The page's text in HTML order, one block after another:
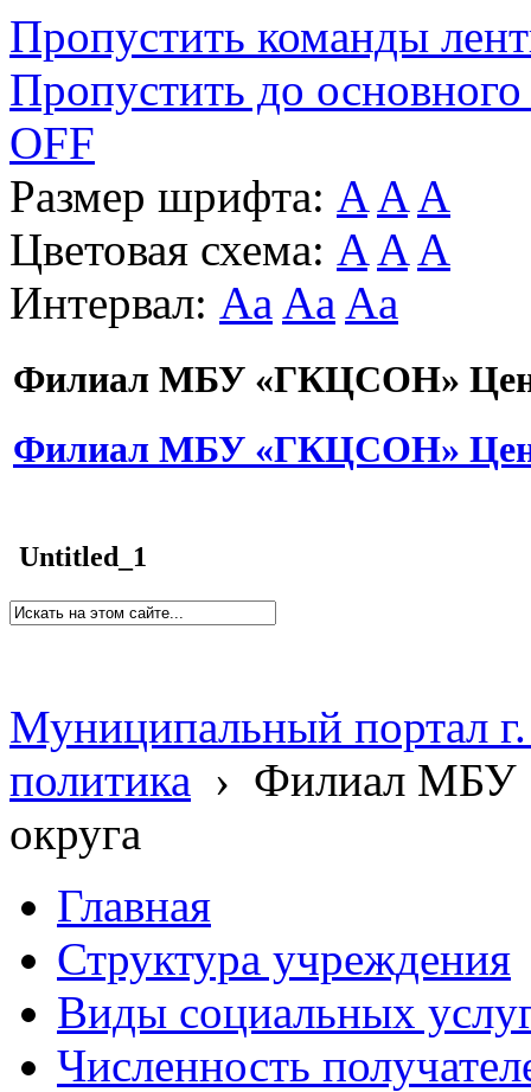
Пропустить команды
Пропустить до основного
OFF
Размер шрифта: A A A
Цветовая схема: A A A
Интервал: Aa Aa Aa
Филиал МБУ «ГКЦСОН»
Филиал МБУ «ГКЦСОН»
Untitled_1
Муниципальный портал
политика › Филиал МБУ
округа
Главная
Структура учреждения
Виды социальных
Численность